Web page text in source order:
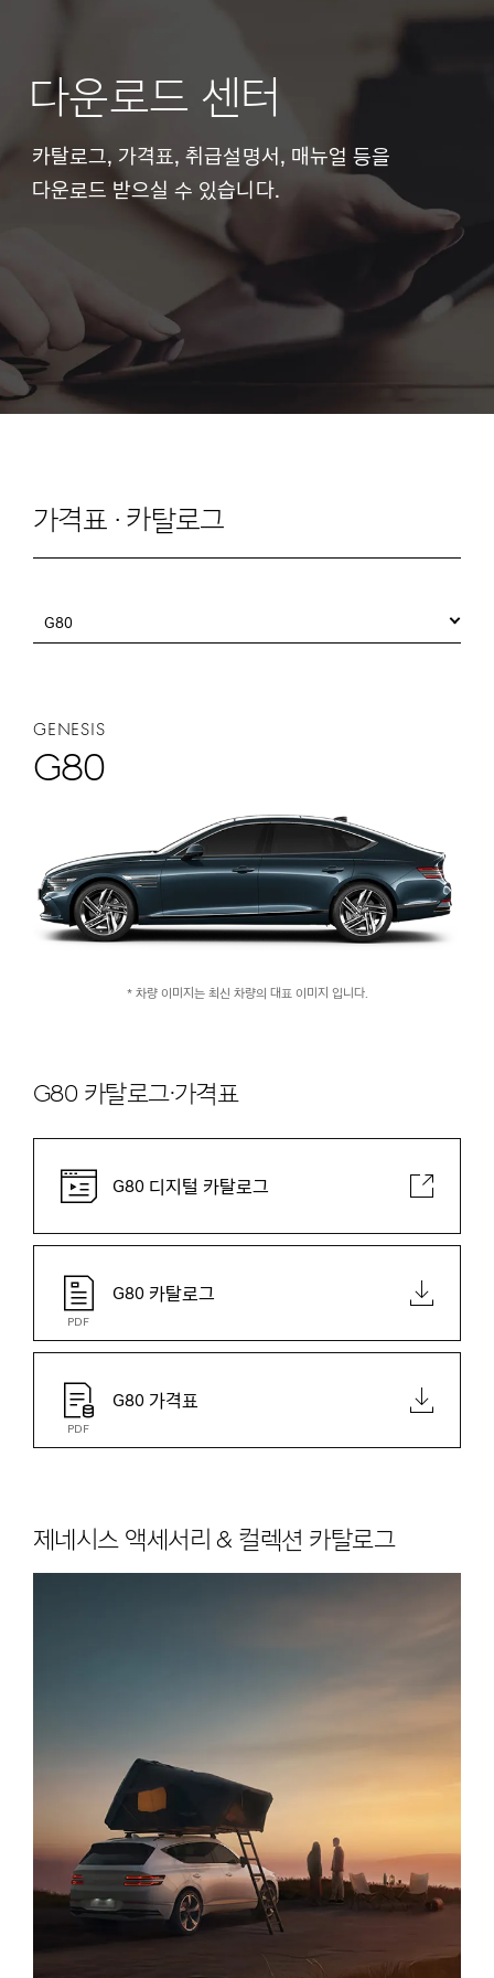
다운로드 센터
카탈로그, 가격표, 취급설명서, 매뉴얼 등을
다운로드 받으실 수 있습니다.
가격표 · 카탈로그
GENESIS
G80
G80
* 차량 이미지는 최신 차량의 대표 이미지 입니다.
G80 카탈로그·가격표
G80 디지털 카탈로그
PDF
G80 카탈로그
PDF
G80 가격표
제네시스 액세서리 & 컬렉션 카탈로그